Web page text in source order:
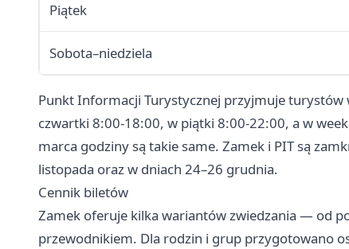
Piątek
Sobota–niedziela
Punkt Informacji Turystycznej przyjmuje
czwartki 8:00-18:00, w piątki 8:00-22:00, a w
marca godziny są takie same. Zamek i PIT są
listopada oraz w dniach 24–26 grudnia.
Cennik biletów
Zamek oferuje kilka wariantów zwiedzania — od
przewodnikiem. Dla rodzin i grup przygotowano